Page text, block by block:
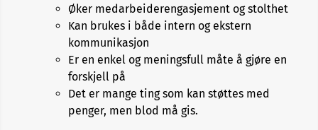
Øker medarbeiderengasjement og stolthet
Kan brukes i både intern og ekstern
kommunikasjon
Er en enkel og meningsfull måte å gjøre en
forskjell på
Det er mange ting som kan støttes med
penger, men blod må gis.